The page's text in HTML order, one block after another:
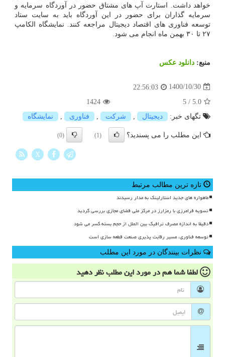
خواهد داشت. استارت آپ های مشتاق حضور در آوردگاه سرمایه و
سرمایه گذاران برای حضور در این آوردگاه باید به سایت ستاد
توسعه فناوری های اقتصاد دیجیتال مراجعه کنند. نمایشگاه الکامپ
۲۷ تا ۳۰ بهمن ماه انجام می شود.
منبع: دانلود عكس
1400/10/30
22:56:03
5.0
/
5
1424
تگهای خبر:
دیجیتال , شركت , فناوری , نمایشگاه
این مطلب را می پسندید؟ (1)
(0)
X
تازه ترین مطالب مرتبط
ماهواره های جدید استارلینک به مدار رسیدند
تسویه فرامرزی با رمزارز در مرکز ملی فضای مجازی بررسی گردید
دقیقا به اندازه مصرف ترافیک بین الملل از حجم بسته کسر می شود
توسعه فناوری، مسیر رقابت پذیری صنعت قطعه سازی است
نظرات بینندگان در مورد این مطلب
لطفا شما همدر مورد این مطلبنظر دهید